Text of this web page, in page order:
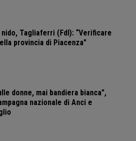
Tagliaferri (FdI): “Verificare
provincia di Piacenza”
donne, mai bandiera bianca”,
nazionale di Anci e